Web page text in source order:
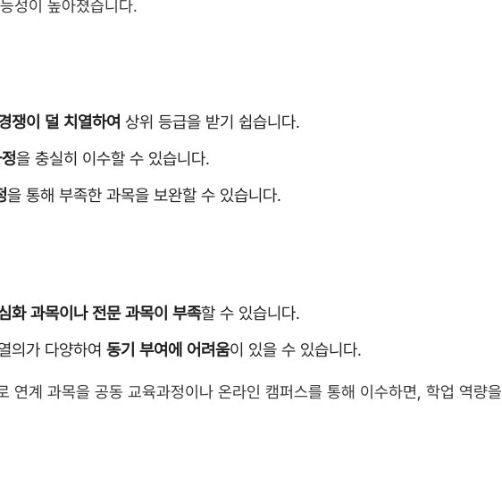
성이 높아졌습니다.
쟁이 덜 치열하여 상위 등급을 받기 쉽습니다.
을 충실히 이수할 수 있습니다.
을 통해 부족한 과목을 보완할 수 있습니다.
화 과목이나 전문 과목이 부족할 수 있습니다.
의가 다양하여동기 부여에 어려움이 있을 수 있습니다.
연계 과목을 공동 교육과정이나 온라인 캠퍼스를 통해 이수하면, 학업 역량